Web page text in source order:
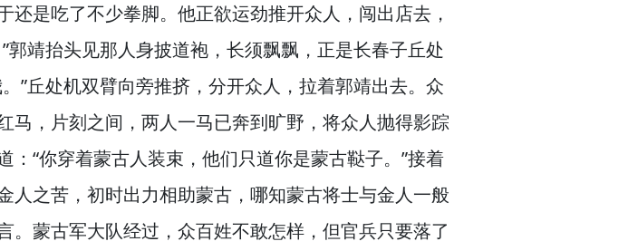
还是吃了不少拳脚。 他正欲运劲推开众人， 闯出店去，
郭靖抬头见那人身披道袍， 长须飘飘， 正是长春子丘处
”丘处机双臂向旁推挤， 分开众人， 拉着郭靖出去。 众
马， 片刻之间， 两人一马已奔到旷野， 将众人抛得影踪
：“你穿着蒙古人装束， 他们只道你是蒙古鞑子。”接着
人之苦， 初时出力相助蒙古， 哪知蒙古将士与金人一般
蒙古军大队经过， 众百姓不敢怎样， 但官兵只要落了